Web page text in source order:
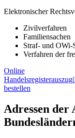
Elektronischer
Zivilverfahren
Familiensachen
Straf- und OWi-
Verfahren der
Online
Handelsregisterauszug|
bestellen
Adressen der